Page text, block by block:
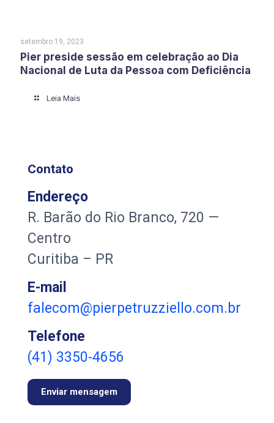
setembro 19, 2023
Pier preside sessão em celebração ao Dia
Nacional de Luta da Pessoa com Deficiência
Leia Mais
Contato
Endereço
R. Barão do Rio Branco, 720 —
Centro
Curitiba – PR
E-mail
falecom@pierpetruzziello.com.br
Telefone
(41) 3350-4656
Enviar mensagem